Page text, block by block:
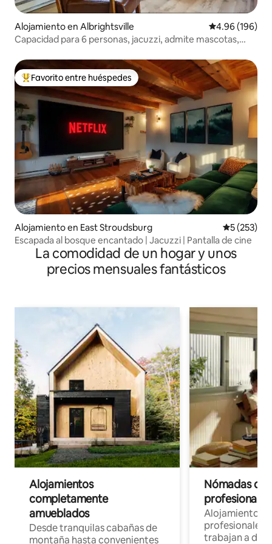
Alojamiento en Albrightsville Calificación
4.96 (196)
Capacidad para 6 personas, jacuzzi, admite mascotas,
Favorito entre huéspedes preferido
Favorito entre huéspedes
Alojamiento en East Stroudsburg
5 (253)
Escapada al bosque encantado | Jacuzzi | Pantalla de cine
La comodidad de un hogar y unos
precios mensuales fantásticos
Alojamientos
completamente
amueblados
Desde tranquilas cabañas de
montaña hasta convenientes
Nómadas
Alojamientos
profesionales
trabajan a